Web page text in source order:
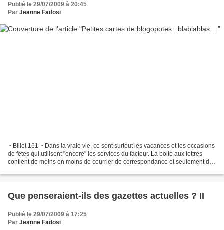
Publié le 29/07/2009 à 20:45
Par Jeanne Fadosi
~ Billet 161 ~ Dans la vraie vie, ce sont surtout les vacances et les occasions
de fêtes qui utilisent "encore" les services du facteur. La boite aux lettres
contient de moins en moins de courrier de correspondance et seulement des
Que penseraient-ils des gazettes actuelles ? II
Publié le 29/07/2009 à 17:25
Par Jeanne Fadosi